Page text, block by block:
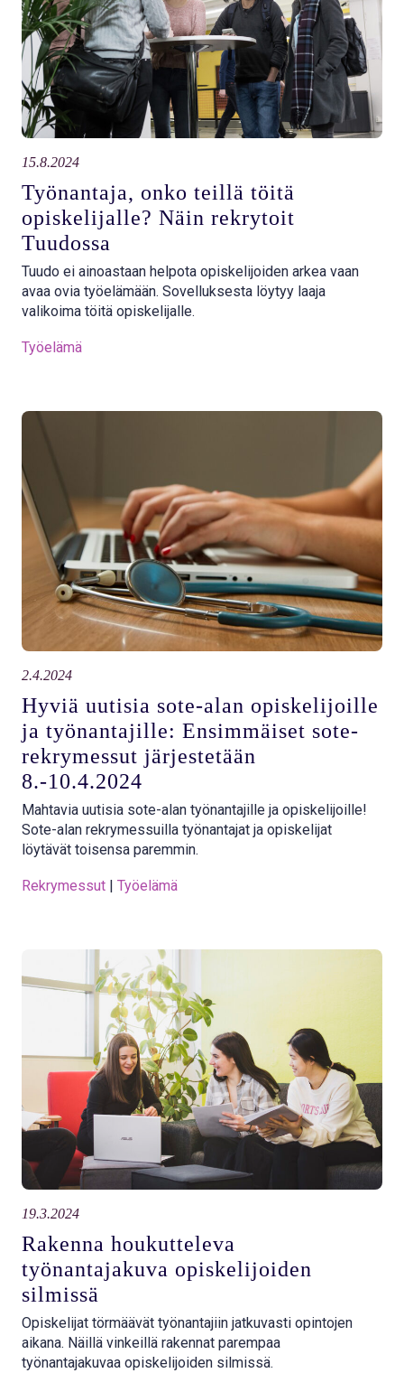
15.8.2024
Työnantaja, onko teillä töitä
opiskelijalle? Näin rekrytoit
Tuudossa
Tuudo ei ainoastaan helpota opiskelijoiden arkea vaan
avaa ovia työelämään. Sovelluksesta löytyy laaja
valikoima töitä opiskelijalle.
Työelämä
2.4.2024
Hyviä uutisia sote-alan opiskelijoille
ja työnantajille: Ensimmäiset sote-
rekrymessut järjestetään
8.-10.4.2024
Mahtavia uutisia sote-alan työnantajille ja opiskelijoille!
Sote-alan rekrymessuilla työnantajat ja opiskelijat
löytävät toisensa paremmin.
Rekrymessut | Työelämä
19.3.2024
Rakenna houkutteleva
työnantajakuva opiskelijoiden
silmissä
Opiskelijat törmäävät työnantajiin jatkuvasti opintojen
aikana. Näillä vinkeillä rakennat parempaa
työnantajakuvaa opiskelijoiden silmissä.